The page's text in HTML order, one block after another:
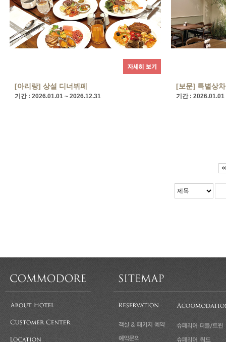
[아리랑] 상설 디너뷔페
기간 : 2026.01.01 ~ 2026.12.31
[보문] 특별상
기간 :